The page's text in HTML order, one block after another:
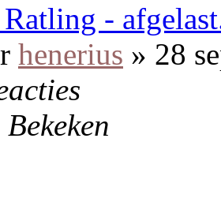
-
henerius » 28
Bekeken